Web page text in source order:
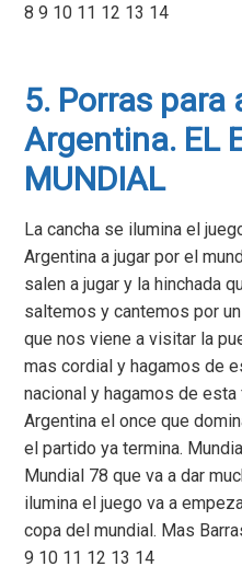
8 9 10 11 12 13 14
5. Porras para
Argentina. EL
MUNDIAL
La cancha se ilumina el
Argentina a jugar por el
salen a jugar y la hinchada
saltemos y cantemos por
que nos viene a visitar la
mas cordial y hagamos de
nacional y hagamos de
Argentina el once que
el partido ya termina.
Mundial 78 que va a dar
ilumina el juego va a
copa del mundial. Mas
9 10 11 12 13 14